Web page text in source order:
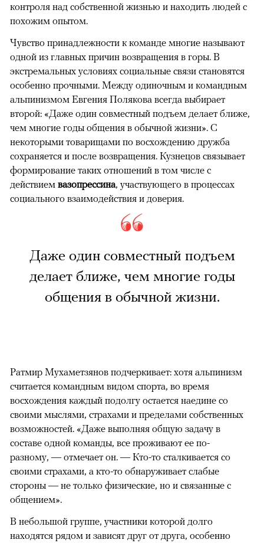
контроля над собственной жизнью и находить людей с
похожим опытом.
Чувство принадлежности к команде многие называют
одной из главных причин возвращения в горы. В
экстремальных условиях социальные связи становятся
особенно прочными. Между одиночным и командным
альпинизмом Евгения Полякова всегда выбирает
второй: «Даже один совместный подъем делает ближе,
чем многие годы общения в обычной жизни». С
некоторыми товарищами по восхождению дружба
сохраняется и после возвращения. Кузнецов связывает
формирование таких отношений в том числе с
действием вазопрессина, участвующего в процессах
социального взаимодействия и доверия.
Даже один совместный подъем
делает ближе, чем многие годы
общения в обычной жизни.
Ратмир Мухаметзянов подчеркивает: хотя альпинизм
считается командным видом спорта, во время
восхождения каждый подолгу остается наедине со
своими мыслями, страхами и пределами собственных
возможностей. «Даже выполняя общую задачу в
составе одной команды, все проживают ее по-
разному, — отмечает он. — Кто-то сталкивается со
своими страхами, а кто-то обнаруживает слабые
стороны — не только физические, но и связанные с
общением».
В небольшой группе, участники которой долго
находятся рядом и зависят друг от друга, особенно